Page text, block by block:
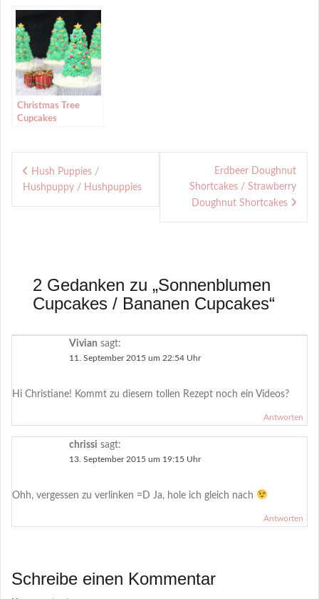
Christmas Tree
Cupcakes
Beitragsnavigation
Hush Puppies /
Hushpuppy / Hushpuppies
Erdbeer Doughnut
Shortcakes / Strawberry
Doughnut Shortcakes
2 Gedanken zu „Sonnenblumen
Cupcakes / Bananen Cupcakes“
Vivian sagt:
11. September 2015 um 22:54 Uhr
Hi Christiane! Kommt zu diesem tollen Rezept noch ein Videos?
Antworten
chrissi sagt:
13. September 2015 um 19:15 Uhr
Ohh, vergessen zu verlinken =D Ja, hole ich gleich nach
Antworten
Schreibe einen Kommentar